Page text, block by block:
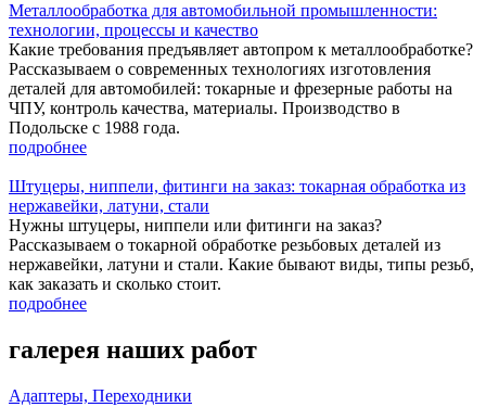
Металлообработка для автомобильной промышленности:
технологии, процессы и качество
Какие требования предъявляет автопром к металлообработке?
Рассказываем о современных технологиях изготовления
деталей для автомобилей: токарные и фрезерные работы на
ЧПУ, контроль качества, материалы. Производство в
Подольске с 1988 года.
подробнее
Штуцеры, ниппели, фитинги на заказ: токарная обработка из
нержавейки, латуни, стали
Нужны штуцеры, ниппели или фитинги на заказ?
Рассказываем о токарной обработке резьбовых деталей из
нержавейки, латуни и стали. Какие бывают виды, типы резьб,
как заказать и сколько стоит.
подробнее
галерея наших работ
Адаптеры, Переходники